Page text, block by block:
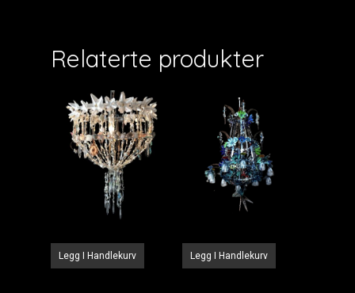
Relaterte produkter
Legg I Handlekurv Legg I Handlekurv